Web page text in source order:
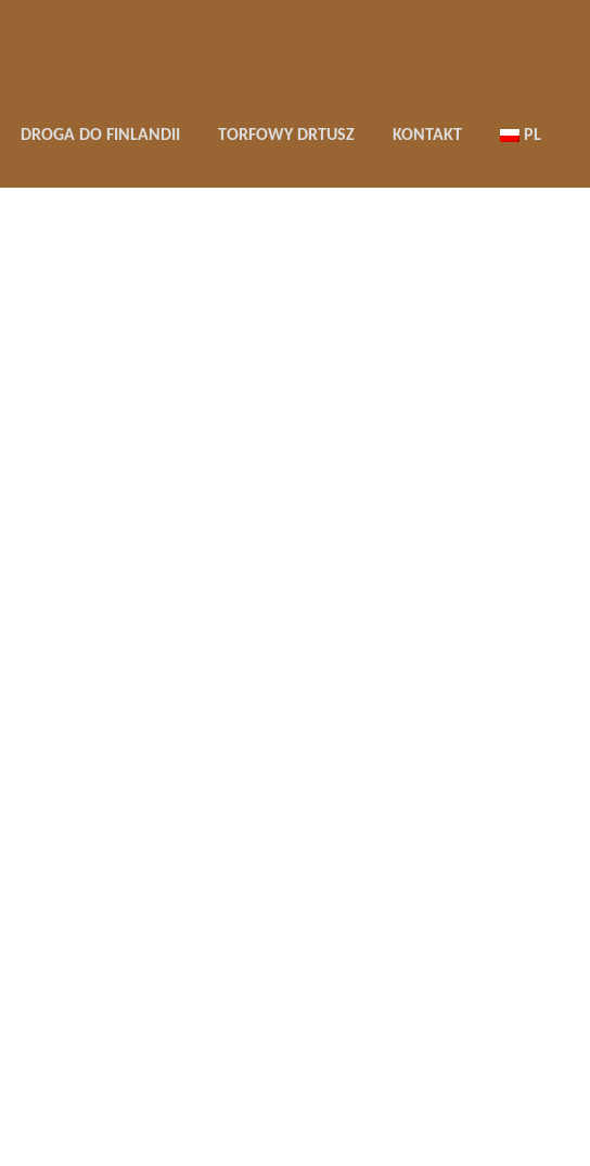
DROGA DO FINLANDII TORFOWY DRTUSZ KONTAKT PL